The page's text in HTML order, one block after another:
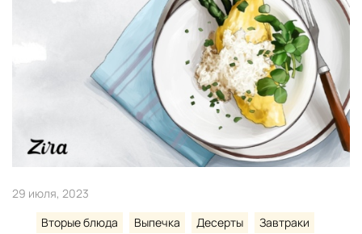
29 июля, 2023
Вторые блюда
Выпечка Десерты
Завтраки